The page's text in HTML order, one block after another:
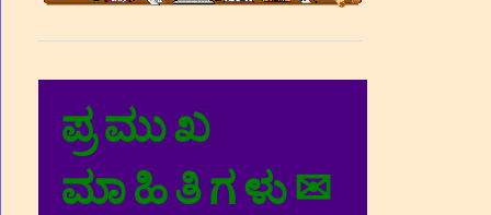
ಪ್ರಮುಖ
ಮಾಹಿತಿಗಳು✉